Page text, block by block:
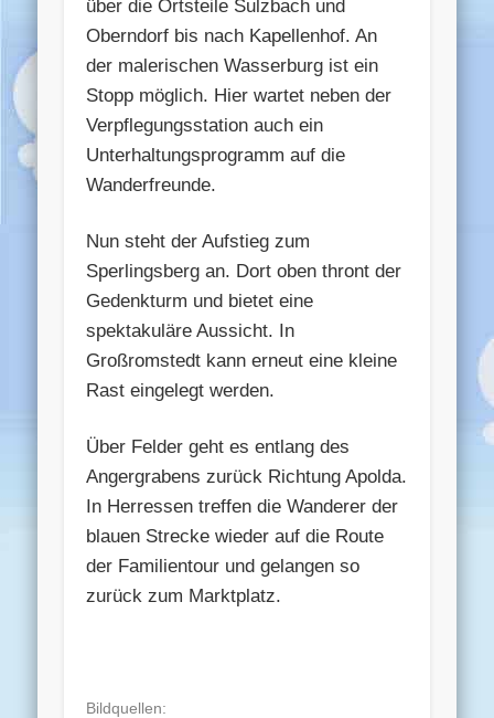
über die Ortsteile Sulzbach und
Oberndorf bis nach Kapellenhof. An
der malerischen Wasserburg ist ein
Stopp möglich. Hier wartet neben der
Verpflegungsstation auch ein
Unterhaltungsprogramm auf die
Wanderfreunde.
Nun steht der Aufstieg zum
Sperlingsberg an. Dort oben thront der
Gedenkturm und bietet eine
spektakuläre Aussicht. In
Großromstedt kann erneut eine kleine
Rast eingelegt werden.
Über Felder geht es entlang des
Angergrabens zurück Richtung Apolda.
In Herressen treffen die Wanderer der
blauen Strecke wieder auf die Route
der Familientour und gelangen so
zurück zum Marktplatz.
Bildquellen: